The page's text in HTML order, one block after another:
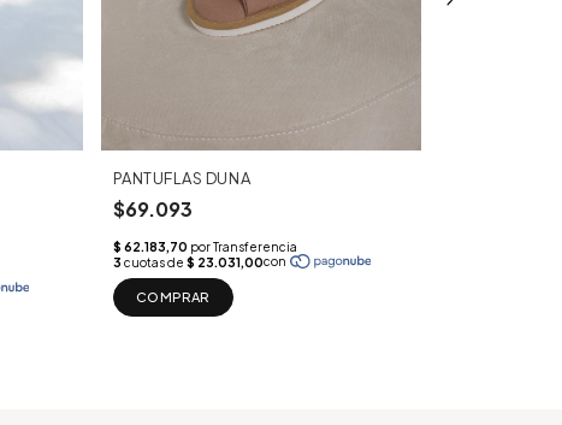
PANTUFLAS DUNA
$69.093
COMPRAR